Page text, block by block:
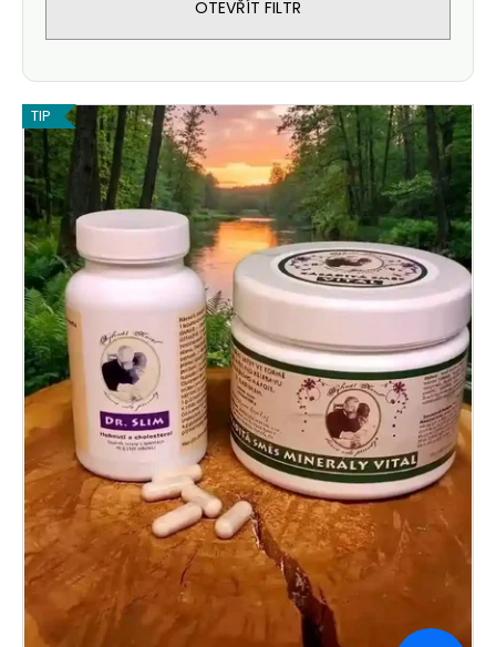
OTEVŘÍT FILTR
Výpis produktů
TIP